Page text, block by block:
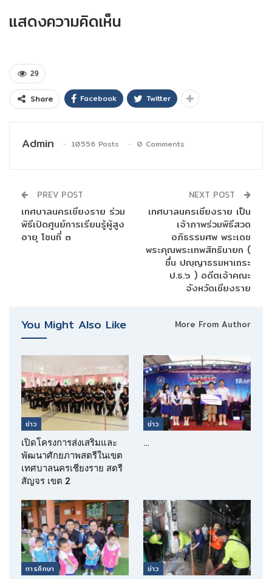
แสดงความคิดเห็น
29
Share Facebook Twitter
Admin 10556 Posts 0 Comments
PREV POST
เทศบาลนครเชียงราย ร่วม
พิธีเปิดศูนย์การเรียนรู้ผู้สูง
อายุ โซนที่ ๓
NEXT POST
เทศบาลนครเชียงราย เป็น
เจ้าภาพร่วมพิธีสวด
อภิธรรมศพ พระเดช
พระคุณพระเทพสิทธินายก (
ชื่น ปญฺญาธรมหาเถระ
ป.ธ.๖ ) อดีตเจ้าคณะ
จังหวัดเชียงราย
You Might Also Like More From Author
ข่าว
เปิดโครงการส่งเสริมและ
พัฒนาศักยภาพสตรีในเขต
เทศบาลนครเชียงราย สตรี
สัญจร เขต 2
ข่าว
…
การศึกษา
ข่าว